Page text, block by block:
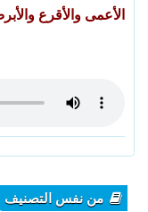
الأعمى والأقرع
من نفس التصنيف